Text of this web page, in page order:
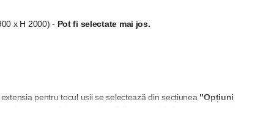
x H 2000) - Pot fi selectate mai jos.
pentru tocul ușii se selectează din secțiunea "Opțiuni